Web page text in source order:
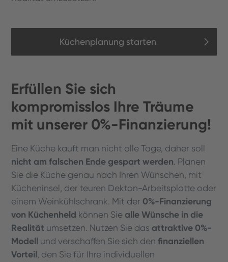
Küchenplanung starten
Erfüllen Sie sich
kompromisslos Ihre Träume
mit unserer 0%-Finanzierung!
Eine Küche kauft man nicht alle Tage, daher soll
nicht am falschen Ende gespart werden. Planen
Sie die Küche genau nach Ihren Wünschen, mit
Kücheninsel, der teuren Dekton-Arbeitsplatte oder
einem Weinkühlschrank. Mit der 0%-Finanzierung
von Küchenheld können Sie alle Wünsche in die
Realität umsetzen. Nutzen Sie das attraktive 0%-
Modell und verschaffen Sie sich denfinanziellen
Vorteil, den Sie für Ihre individuellen